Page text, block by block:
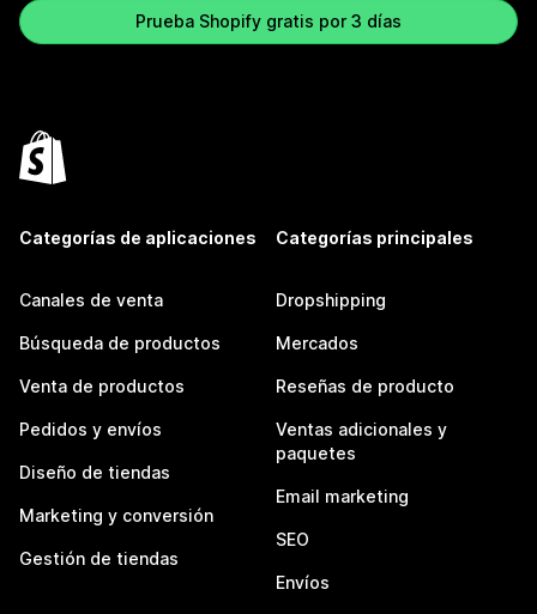
Prueba Shopify gratis por 3 días
Categorías de aplicaciones
Canales de venta
Búsqueda de productos
Venta de productos
Pedidos y envíos
Diseño de tiendas
Marketing y conversión
Gestión de tiendas
Categorías principales
Dropshipping
Mercados
Reseñas de producto
Ventas adicionales y
paquetes
Email marketing
SEO
Envíos